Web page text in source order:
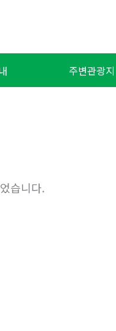
주변관광지
습니다.